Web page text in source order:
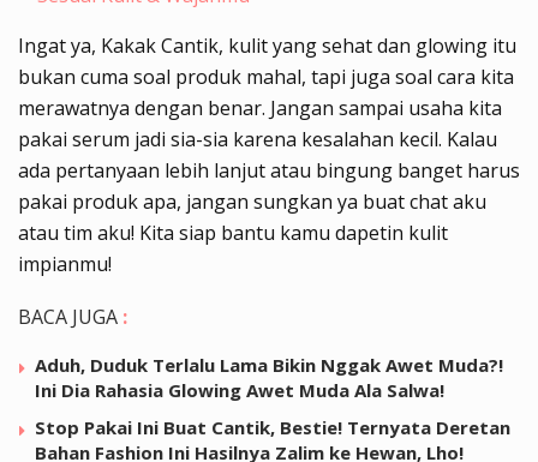
Ingat ya, Kakak Cantik, kulit yang sehat dan glowing itu
bukan cuma soal produk mahal, tapi juga soal cara kita
merawatnya dengan benar. Jangan sampai usaha kita
pakai serum jadi sia-sia karena kesalahan kecil. Kalau
ada pertanyaan lebih lanjut atau bingung banget harus
pakai produk apa, jangan sungkan ya buat chat aku
atau tim aku! Kita siap bantu kamu dapetin kulit
impianmu!
BACA JUGA :
Aduh, Duduk Terlalu Lama Bikin Nggak Awet Muda?!
Ini Dia Rahasia Glowing Awet Muda Ala Salwa!
Stop Pakai Ini Buat Cantik, Bestie! Ternyata Deretan
Bahan Fashion Ini Hasilnya Zalim ke Hewan, Lho!